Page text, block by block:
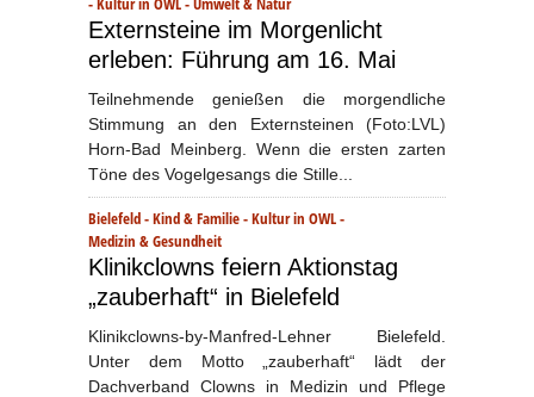
Externsteine im Morgenlicht
erleben: Führung am 16. Mai
Teilnehmende genießen die morgendliche
Stimmung an den Externsteinen (Foto:LVL)
Horn-Bad Meinberg. Wenn die ersten zarten
Töne des Vogelgesangs die Stille...
Bielefeld-Kind & Familie-Kultur in OWL-
Medizin & Gesundheit
Klinikclowns feiern Aktionstag
„zauberhaft“ in Bielefeld
Klinikclowns-by-Manfred-Lehner Bielefeld.
Unter dem Motto „zauberhaft“ lädt der
Dachverband Clowns in Medizin und Pflege